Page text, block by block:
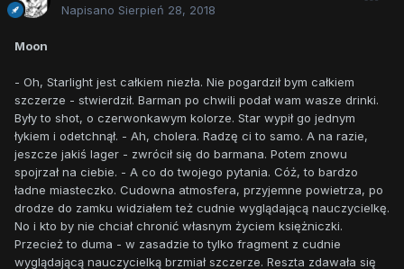
Napisano Sierpień 28, 2018
Moon
- Oh, Starlight jest całkiem niezła. Nie pogardził bym całkiem
szczerze - stwierdził. Barman po chwili podał wam wasze drinki.
Były to shot, o czerwonkawym kolorze. Star wypił go jednym
łykiem i odetchnął. - Ah, cholera. Radzę ci to samo. A na razie,
jeszcze jakiś lager - zwrócił się do barmana. Potem znowu
spojrzał na ciebie. - A co do twojego pytania. Cóż, to bardzo
ładne miasteczko. Cudowna atmosfera, przyjemne powietrza, po
drodze do zamku widziałem też cudnie wyglądającą nauczycielkę.
No i kto by nie chciał chronić własnym życiem księżniczki.
Przecież to duma - w zasadzie to tylko fragment z cudnie
wyglądającą nauczycielką brzmiał szczerze. Reszta zdawała się